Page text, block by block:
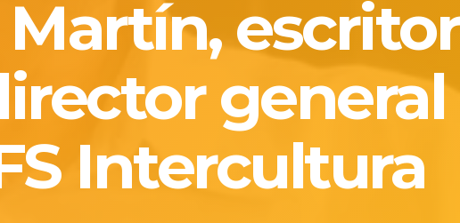
escritor
general
Intercultura